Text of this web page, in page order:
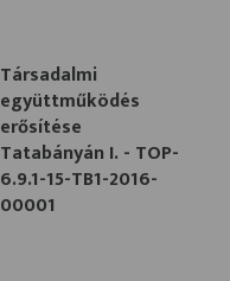
Társadalmi
együttműködés
erősítése
Tatabányán I. - TOP-
6.9.1-15-TB1-2016-
00001